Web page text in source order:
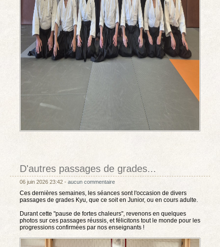
D'autres passages de grades...
06 juin 2026 23:42 - aucun commentaire
Ces dernières semaines, les séances sont l'occasion de divers
passages de grades Kyu, que ce soit en Junior, ou en cours adulte.
Durant cette "pause de fortes chaleurs", revenons en quelques
photos sur ces passages réussis, et félicitons tout le monde pour les
progressions confirmées par nos enseignants !